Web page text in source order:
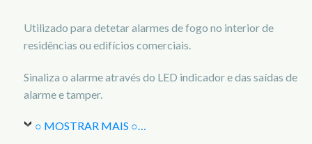
Utilizado para detetar alarmes de fogo no interior de
residências ou edifícios comerciais.
Sinaliza o alarme através do LED indicador e das saídas de
alarme e tamper.
○ MOSTRAR MAIS ○…